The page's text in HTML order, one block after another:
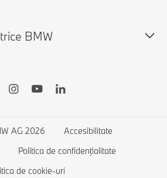
BMW
electrice
AG 2026
Accesibilitate
Politica de confidenţialitate
de cookie-uri